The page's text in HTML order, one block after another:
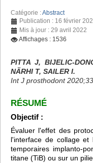
Catégorie :Abstract
Publication : 16 février
Mis à jour : 29 avril 2022
Affichages : 1536
PITTA J, BIJELIC-
NÄRHI T, SAILER I.
Int J prosthodont
RÉSUMÉ
Objectif :
Évaluer l'effet des
l'interface de collage et
temporaires implanto-
titane (TiB) ou sur un